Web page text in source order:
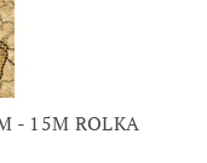
- 15M ROLKA